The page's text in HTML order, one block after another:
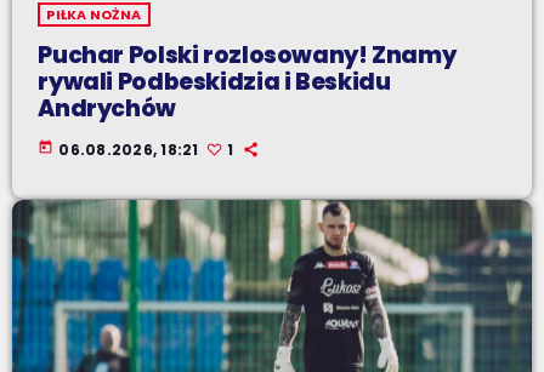
PIŁKA NOŻNA
Puchar Polski rozlosowany! Znamy
rywali Podbeskidzia i Beskidu
Andrychów
today 06.08.2026, 18:21 1